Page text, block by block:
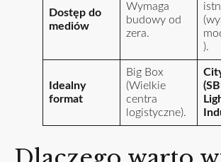
Dostęp do
mediów
Wymaga
budowy od
zera.
).
Idealny
format
Big Box
(Wielkie
centra
logistyczne).